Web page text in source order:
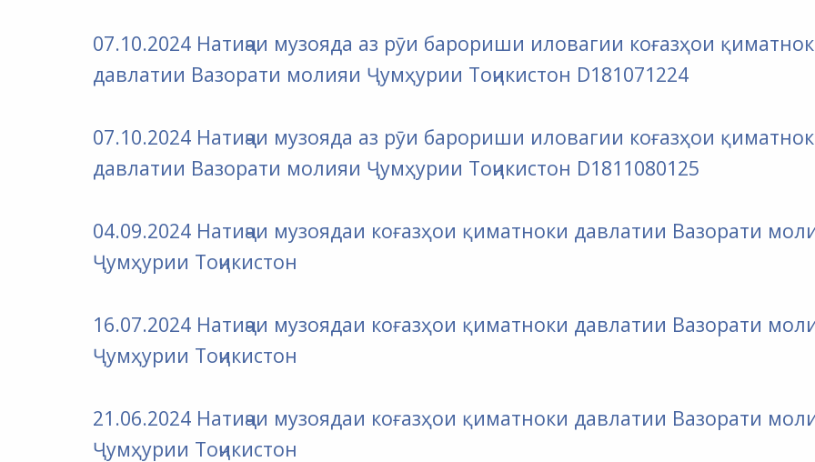
07.10.2024 Натиҷаи музояда аз рӯи барориши иловагии коғазҳои
давлатии Вазорати молияи Ҷумҳурии Тоҷикистон D181071224
07.10.2024 Натиҷаи музояда аз рӯи барориши иловагии коғазҳои
давлатии Вазорати молияи Ҷумҳурии Тоҷикистон D1811080125
04.09.2024 Натиҷаи музоядаи коғазҳои қиматноки давлатии Вазорати
Ҷумҳурии Тоҷикистон
16.07.2024 Натиҷаи музоядаи коғазҳои қиматноки давлатии Вазорати
Ҷумҳурии Тоҷикистон
21.06.2024 Натиҷаи музоядаи коғазҳои қиматноки давлатии Вазорати
Ҷумҳурии Тоҷикистон